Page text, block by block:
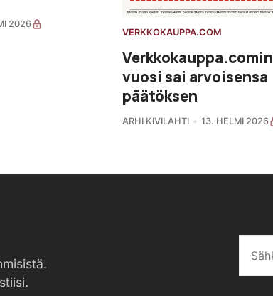
2026
VERKKOKAUPPA.COM
vuosi sai arvoisensa
päätöksen
ARHI KIVILAHTI 13. HELMI 2026